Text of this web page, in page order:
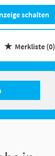
schalten
Merkliste (0)